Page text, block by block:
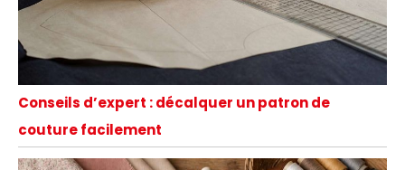
Conseils d’expert : décalquer un patron de
couture facilement